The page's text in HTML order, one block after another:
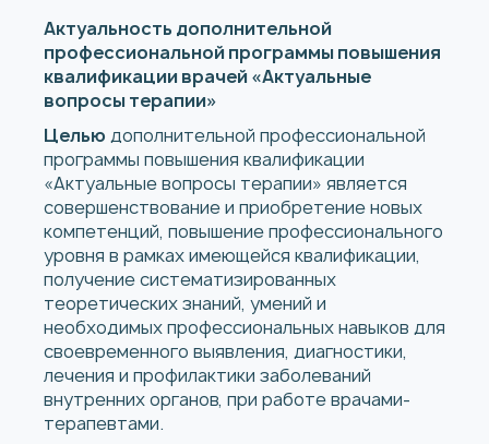
Актуальность дополнительной
профессиональной программы повышения
квалификации врачей «Актуальные
вопросы терапии»
Целью дополнительной профессиональной
программы повышения квалификации
«Актуальные вопросы терапии» является
совершенствование и приобретение новых
компетенций, повышение профессионального
уровня в рамках имеющейся квалификации,
получение систематизированных
теоретических знаний, умений и
необходимых профессиональных навыков для
своевременного выявления, диагностики,
лечения и профилактики заболеваний
внутренних органов, при работе врачами-
терапевтами.